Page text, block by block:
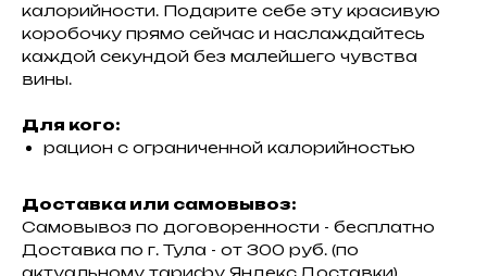
калорийности. Подарите себе эту красивую
коробочку прямо сейчас и наслаждайтесь
каждой секундой без малейшего чувства
вины.
Для кого:
рацион с ограниченной калорийностью
Доставка или самовывоз:
Самовывоз по договоренности - бесплатно
Доставка по г. Тула - от 300 руб. (по
актуальному тарифу Яндекс.Доставки)